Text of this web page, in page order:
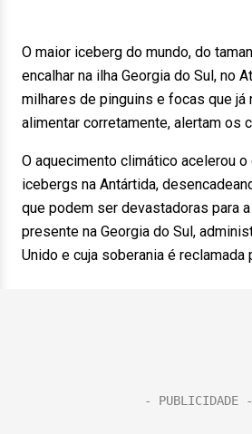
O maior iceberg do mundo, do
encalhar na ilha Georgia do Sul, no
milhares de pinguins e focas que já
alimentar corretamente, alertam os
O aquecimento climático acelerou
icebergs na Antártida,
que podem ser devastadoras para
presente na Georgia do Sul,
Unido e cuja soberania é reclamada